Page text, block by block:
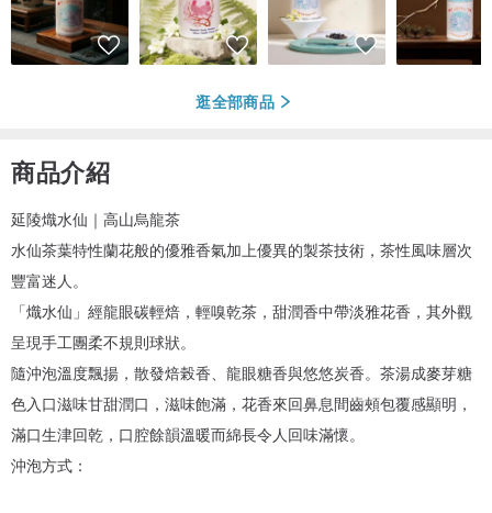
逛全部商品
商品介紹
延陵熾水仙｜高山烏龍茶
水仙茶葉特性蘭花般的優雅香氣加上優異的製茶技術，茶性風味層次
豐富迷人。
「熾水仙」經龍眼碳輕焙，輕嗅乾茶，甜潤香中帶淡雅花香，其外觀
呈現手工團柔不規則球狀。
隨沖泡溫度飄揚，散發焙榖香、龍眼糖香與悠悠炭香。茶湯成麥芽糖
色入口滋味甘甜潤口，滋味飽滿，花香來回鼻息間齒頰包覆感顯明，
滿口生津回乾，口腔餘韻溫暖而綿長令人回味滿懷。
沖泡方式：